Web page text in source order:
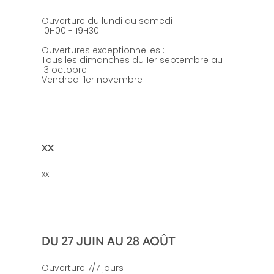
Ouverture du lundi au samedi
10H00 - 19H30
Ouvertures exceptionnelles :
Tous les dimanches du 1er septembre au
13 octobre
Vendredi 1er novembre
xx
xx
DU 27 JUIN AU 28 AOÛT
Ouverture 7/7 jours